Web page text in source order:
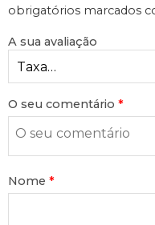
obrigatórios marcados
A sua avaliação
O seu comentário *
Nome *